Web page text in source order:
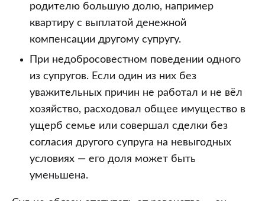
родителю большую долю, например
квартиру с выплатой денежной
компенсации другому супругу.
При недобросовестном поведении одного
из супругов. Если один из них без
уважительных причин не работал и не вёл
хозяйство, расходовал общее имущество в
ущерб семье или совершал сделки без
согласия другого супруга на невыгодных
условиях — его доля может быть
уменьшена.